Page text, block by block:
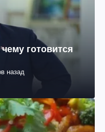
готовится
назад